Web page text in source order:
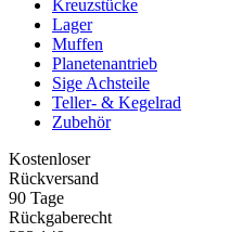
Kreuzstücke
Lager
Muffen
Planetenantrieb
Sige Achsteile
Teller- & Kegelrad
Zubehör
Kostenloser
Rückversand
90 Tage
Rückgaberecht